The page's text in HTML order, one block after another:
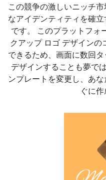
この競争の激しいニッチ
なアイデンティティを確
です。 このプラットフォ
クアップ ロゴ デザイン
できるため、画面に数回
デザインすることも夢で
ンプレートを変更し、あ
ぐに作